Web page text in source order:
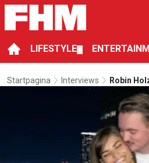
LIFESTYLE
Startpagina Interviews
Robin
“Vanaf